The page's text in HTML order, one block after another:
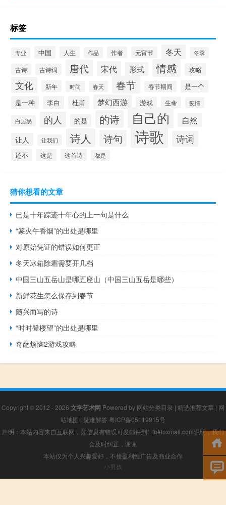
标签
专业 中国 人生 作品 作者 元宵节 冬天 冬季
古诗 古诗词 唐代 宋代 形式 情感 攻略
文化 新年 时间 春天 春节 春节期间 是一个
是一种 李白 杜甫 梦幻西游 游戏 生命 疫情
白居易 的人 的是 的诗 自己的 自然
让人 让我们 诗人 诗句 诗歌 诗词
还不 这是 这首诗 都是
猜你想看的文章
已是十年踪迹十年心的上一句是什么
“篆火午香烟”的出处是哪里
对原始凭证的错误如何更正
冬天冰箱除霜需要开几档
中国三山五岳山是哪五座山（中国三山五岳是哪些）
新鲜花生怎么保存到春节
随兴而写的诗
“时时登楼望”的出处是哪里
奇葩烦恼2游戏攻略
Copyright © 2012 - 2026 文学艺术网 Powered by 网站分类目录 | 精选推荐文章 | 网
站地图 | 疑难解答 粤ICP备05119915号
声明：本站内容来自互联网，如信息有错误可发邮件到f_fb#foxmail.com说明，我们
会及时纠正，谢谢
本站仅为个人兴趣爱好，不接盈利性广告及商业合作
小男孩